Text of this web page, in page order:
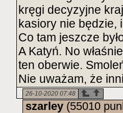
kręgi decyzyjne
kasiory nie będzie,
Co tam jeszcze
A Katyń. No
ten oberwie.
Nie uważam, że
26-10-2020 07:48
szarley (55010